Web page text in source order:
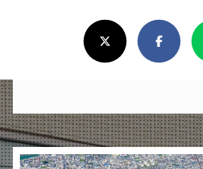
X(Twitter)Facebook